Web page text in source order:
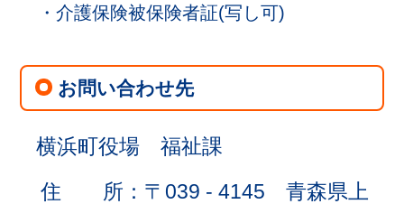
・介護保険被保険者証(写し可)
お問い合わせ先
横浜町役場 福祉課
住 所：〒039 - 4145 青森県上